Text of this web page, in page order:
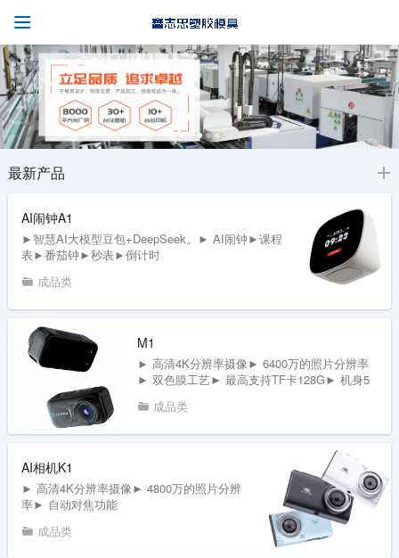
最新产品
AI闹钟A1
►智慧AI大模型豆包+DeepSeek。► AI闹钟►课程
表►番茄钟►秒表►倒计时
成品类
M1
► 高清4K分辨率摄像► 6400万的照片分辨率
► 双色膜工艺► 最高支持TF卡128G► 机身5
成品类
AI相机K1
► 高清4K分辨率摄像► 4800万的照片分辨
率► 自动对焦功能
成品类